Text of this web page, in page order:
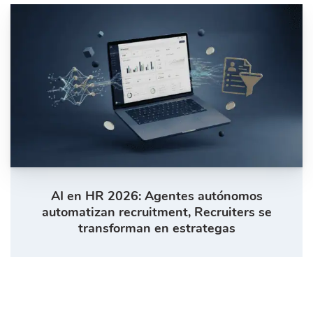
AI en HR 2026: Agentes autónomos
automatizan recruitment, Recruiters se
transforman en estrategas